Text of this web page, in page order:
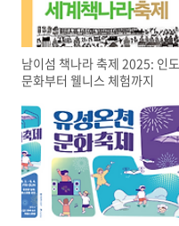
남이섬 책나라 축제 2025: 인도
문화부터 웰니스 체험까지